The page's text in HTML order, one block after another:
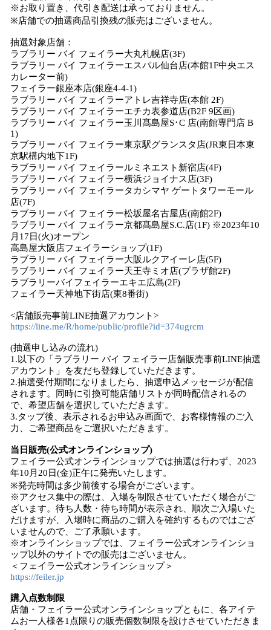
※お取り置き、代引き配送は承っておりません。
※店舗での抽選商品引換残の販売はございません。
抽選対象店舗：
ラブラリー バイ フェイラー大丸札幌店(3F)
ラブラリー バイ フェイラーエスパル仙台店(本館1F中央エス
カレーター前)
フェイラー銀座本店(銀座4-4-1)
ラブラリー バイ フェイラーアトレ吉祥寺店(本館 2F)
ラブラリー バイ フェイラーエチカ表参道店(B2F 9区画)
ラブラリー バイ フェイラー玉川髙島屋S･C 店(南館専門店 B
1)
ラブラリー バイ フェイラー東京駅グランスタ店(JR東日本東
京駅構内地下1F)
ラブラリー バイ フェイラールミネエスト新宿店(4F)
ラブラリー バイ フェイラー横浜ジョイナス店(3F)
ラブラリー バイ フェイラータカシマヤ ゲートタワーモール
店(7F)
ラブラリー バイ フェイラー松坂屋名古屋店(南館2F)
ラブラリー バイ フェイラー京都髙島屋S.C.店(1F) ※2023年10
月17日(火)オープン
高島屋大阪店フェイラーショップ(1F)
ラブラリー バイ フェイラー大阪ルクアイーレ店(5F)
ラブラリー バイ フェイラー天王寺ミオ店(プラザ館2F)
ラブラリーバイフェイラーエキエ広島(2F)
フェイラー天神地下街店(東8番街)
<店舗販売事前LINE抽選アカウント>
https://line.me/R/home/public/profile?id=374ugrcm
(抽選申し込みの流れ)
1.以下の「ラブラリー バイ フェイラー店舗販売事前LINE抽選
アカウント」を友だち登録していただきます。
2.抽選受付期間になりましたら、抽選申込メッセージが配信
されます。同時に引換可能店舗リストが同時配信されるの
で、希望店舗を選択していただきます。
3.タップ後、表示されるお申込み画面で、お客様情報のご入
力、ご希望商品をご選択いただきます。​
当日販売(公式オンラインショップ)
フェイラー公式オンラインショップでは抽選は行わず、2023
年10月20日(金)正午に発売いたします。
※発売時間は多少前後する場合がございます。
※アクセス集中の際は、入場を制限させていただく場合がご
ざいます。待ち人数・待ち時間が表示され、順次ご入場いた
だけますが、入場時に商品のご購入を確約するものではござ
いませんので、ご了承願います。
※オンラインショップでは、フェイラー公式オンラインショ
ップ以外のサイトでの販売はございません。
＜フェイラー公式オンラインショップ＞
https://feiler.jp
購入点数制限
店舗・フェイラー公式オンラインショップともに、各アイテ
ムお一人様各1点限りの販売個数制限を設けさせていただきま